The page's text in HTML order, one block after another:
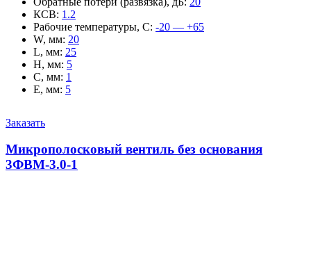
КСВ: 1.2
Рабочие температуры, С: -20 — +65
W, мм: 20
L, мм: 25
H, мм: 5
C, мм: 1
E, мм: 5
Заказать
Микрополосковый вентиль без основания
3ФВМ-3.0-1